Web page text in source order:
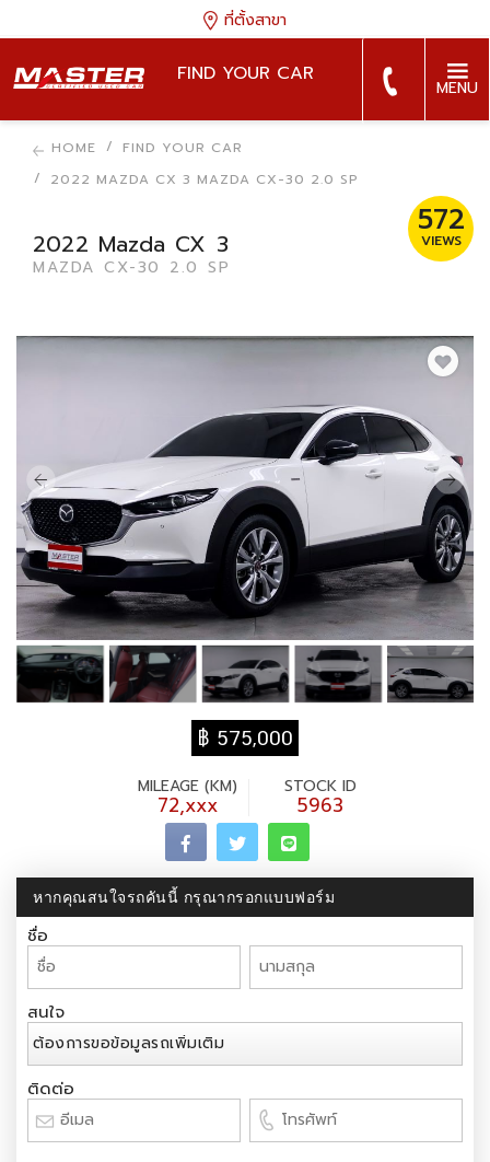
ที่ตั้งสาขา
FIND YOUR CAR
MENU
HOME
FIND YOUR CAR
2022 MAZDA CX 3 MAZDA CX-30 2.0 SP
2022 Mazda CX 3
MAZDA CX-30 2.0 SP
572
VIEWS
฿ 575,000
MILEAGE (KM)
72,xxx
STOCK ID
5963
หากคุณสนใจรถคันนี้ กรุณากรอกแบบฟอร์ม
ชื่อ
สนใจ
ติดต่อ